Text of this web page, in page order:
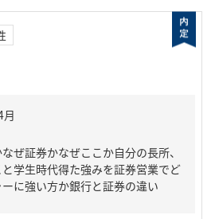
ぜ証券かなぜここか自分の長所、
学生時代得た強みを証券営業でど
に強い方か銀行と証券の違い